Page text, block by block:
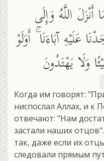
أَنْزَلَ اللَّهُ وَإِلَى
عَلَيْهِ آبَاءَنَا ۚ أَوَلَوْ
وَلَا يَهْتَدُونَ
Когда им говорят:
ниспослал Аллах, и к
отвечают: "Нам
застали наших
так, даже если их
следовали прямым